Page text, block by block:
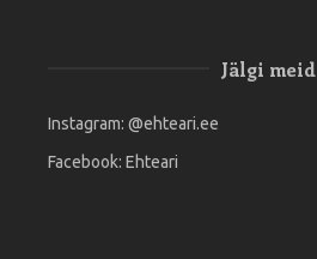
Jälgi meid
Instagram: @ehteari.ee
Facebook: Ehteari